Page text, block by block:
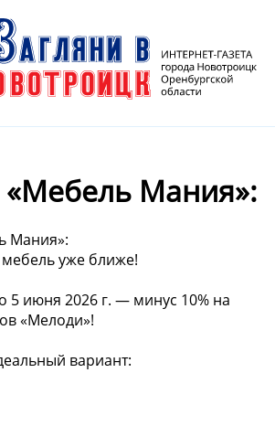
«Мебель Мания»:
Мания»:
уже ближе!
5 июня 2026 г. — минус 10% на
«Мелоди»!
вариант: